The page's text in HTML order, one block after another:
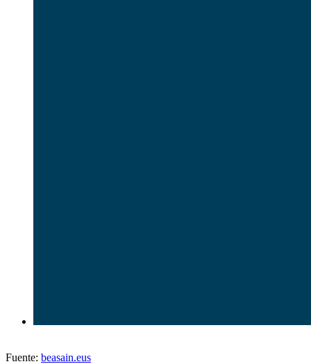
Fuente: beasain.eus